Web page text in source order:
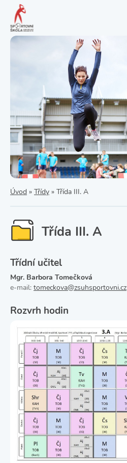
Úvod » Třídy » Třída III. A
Třída III. A
Třídní učitel
Mgr. Barbora Tomečková
e-mail: tomeckova@zsuhsportovni.cz
Rozvrh hodin